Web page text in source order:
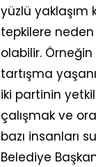
yüzlü yaklaşım
tepkilere neden
olabilir.
tartışma
iki partinin
çalışmak ve
bazı insanları
Belediye